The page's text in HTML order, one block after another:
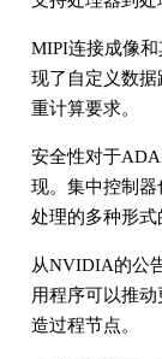
MIPI连接成像
现了自定义数
重计算要求。
安全性对于
现。集中控制
处理的多种形式
从NVIDIA的公
用程序可以推
造过程节点。